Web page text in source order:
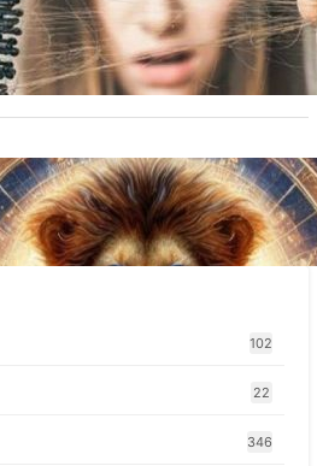
sănătății tale
8/8: Oportunități de
pentru Cinci Zodii în 2026
102
22
346